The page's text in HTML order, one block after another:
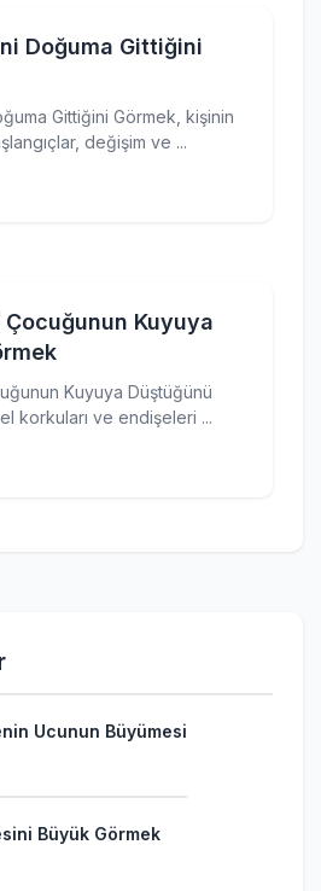
Doğuma Gittiğini
Gittiğini Görmek, kişinin
değişim ve ...
Çocuğunun Kuyuya
Kuyuya Düştüğünü
korkuları ve endişeleri ...
Ucunun Büyümesi
Büyük Görmek